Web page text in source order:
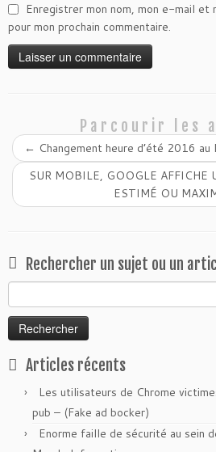
Enregistrer mon nom, mon e-mail et
pour mon prochain commentaire.
Parcourir les
← Changement heure d’été 2016 au
SUR MOBILE, GOOGLE AFFICHE
ESTIMÉ OU
Rechercher un sujet ou un
Articles récents
Les utilisateurs de Chrome
pub – (Fake ad bocker)
Enorme faille de sécurité au sein